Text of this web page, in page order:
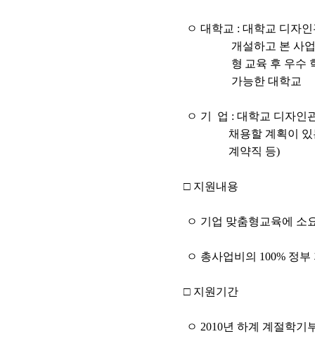
ㅇ 대학교 : 대학교 디자
개설하고 본 사업을 통
형 교육 후 우수
가능한 대학교
ㅇ 기 업 : 대학교 디자인
채용할 계획이 있는 기
계약직 등)
□ 지원내용
ㅇ 기업 맞춤형교육에 소
ㅇ 총사업비의 100% 정
□ 지원기간
ㅇ 2010년 하계 계절학기